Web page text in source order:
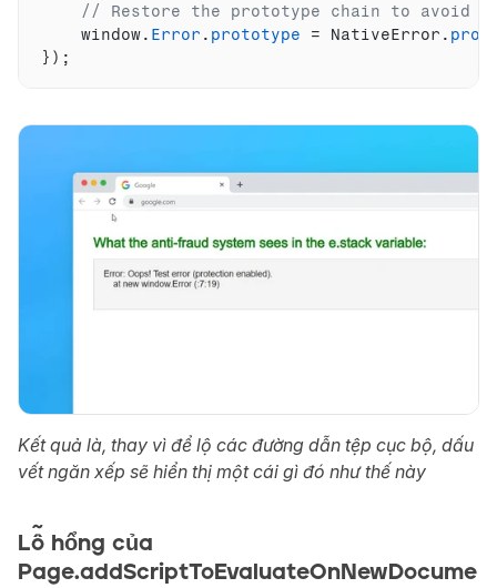
// Restore the prototype chain to avoid
window. Error . prototype = NativeError .
} ) ;
Kết quả là, thay vì để lộ các đường dẫn tệp cục bộ, dấu
vết ngăn xếp sẽ hiển thị một cái gì đó như thế này
Lỗ hổng của
Page.addScriptToEvaluateOnNewDocume